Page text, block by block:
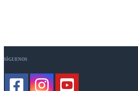
SÍGUENOS